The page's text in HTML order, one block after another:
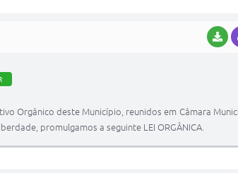
Orgânico deste Município, reunidos em Câmara
promulgamos a seguinte LEI ORGÂNICA.